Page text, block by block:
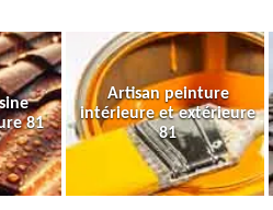
81
Artisan peinture
intérieure et extérieure
81